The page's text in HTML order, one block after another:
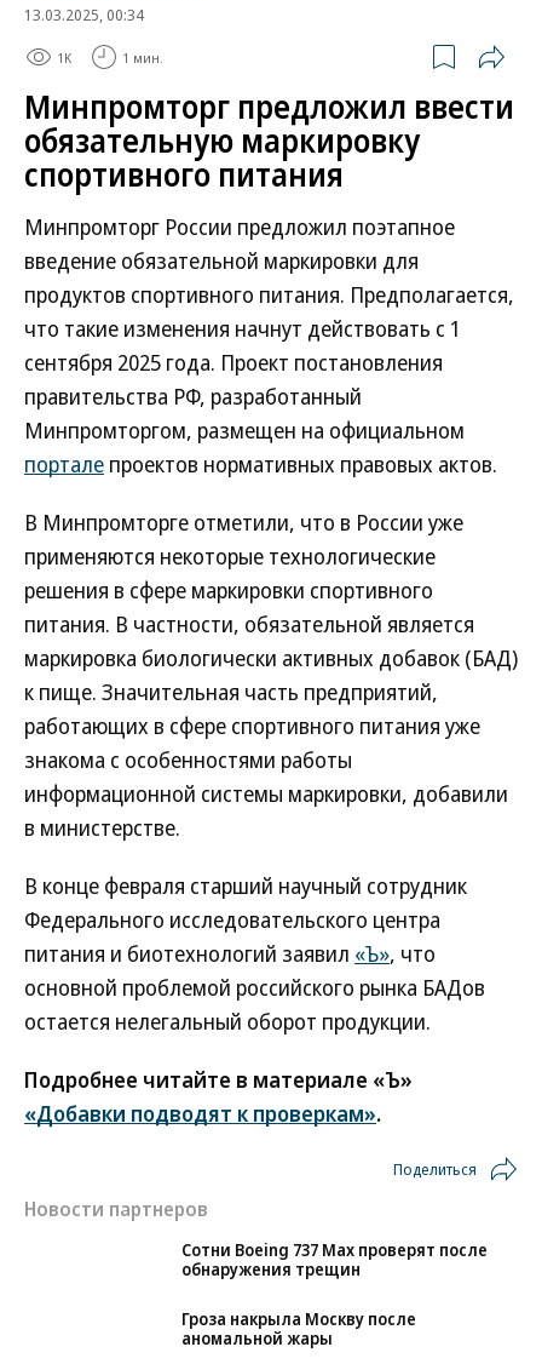
13.03.2025, 00:34
1K 1 мин.
Минпромторг предложил ввести
обязательную маркировку
спортивного питания
Минпромторг России предложил поэтапное
введение обязательной маркировки для
продуктов спортивного питания. Предполагается,
что такие изменения начнут действовать с 1
сентября 2025 года. Проект постановления
правительства РФ, разработанный
Минпромторгом, размещен на официальном
портале проектов нормативных правовых актов.
В Минпромторге отметили, что в России уже
применяются некоторые технологические
решения в сфере маркировки спортивного
питания. В частности, обязательной является
маркировка биологически активных добавок (БАД)
к пище. Значительная часть предприятий,
работающих в сфере спортивного питания уже
знакома с особенностями работы
информационной системы маркировки, добавили
в министерстве.
В конце февраля старший научный сотрудник
Федерального исследовательского центра
питания и биотехнологий заявил «Ъ», что
основной проблемой российского рынка БАДов
остается нелегальный оборот продукции.
Подробнее читайте в материале «Ъ»
«Добавки подводят к проверкам».
Поделиться
Новости партнеров
Сотни Boeing 737 Max проверят после
обнаружения трещин
Гроза накрыла Москву после
аномальной жары